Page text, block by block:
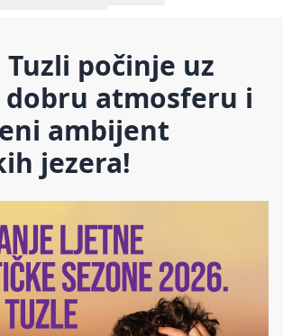
počinje uz
atmosferu i
ambijent
jezera!